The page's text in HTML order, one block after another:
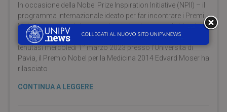
In occasione della Nobel Prize Inspiration Initiative (NPII) – il
programma internazionale ideato per far incontrare i Premi
Nobel con giovani ricercatori e studenti, per condividere le
loro storie ed esperienze con la comunità scientifica –
tenutasi mercoledì 1° marzo 2023 presso l’Università di
Pavia, il Premio Nobel per la Medicina 2014 Edvard Moser ha
rilasciato
CONTINUA A LEGGERE